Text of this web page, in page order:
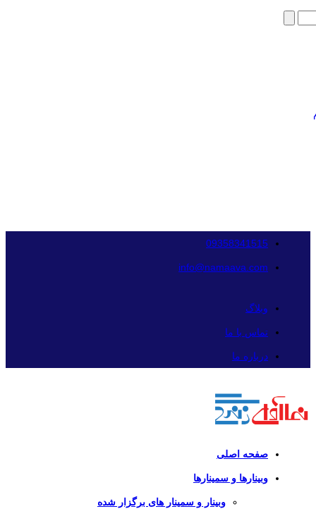
09358341515
info@namaava.com
وبلاگ
تماس با ما
درباره ما
صفحه اصلی
وبینارها و سمینارها
وبینار و سمینار های برگزار شده